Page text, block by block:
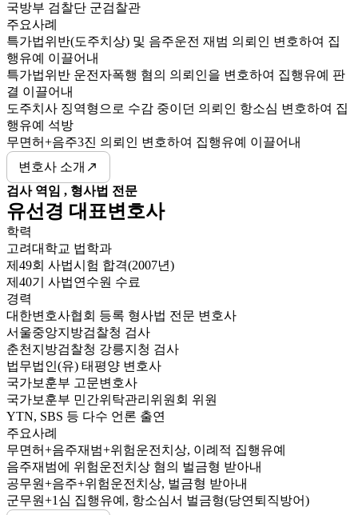
국방부 검찰단 군검찰관
주요사례
특가법위반(도주치상) 및 음주운전 재범 의뢰인 변호하여 집
행유예 이끌어내
특가법위반 운전자폭행 혐의 의뢰인을 변호하여 집행유예 판
결 이끌어내
도주치사 징역형으로 수감 중이던 의뢰인 항소심 변호하여 집
행유예 석방
무면허+음주3진 의뢰인 변호하여 집행유예 이끌어내
변호사 소개
검사 역임 , 형사법 전문
유선경 대표변호사
학력
고려대학교 법학과
제49회 사법시험 합격(2007년)
제40기 사법연수원 수료
경력
대한변호사협회 등록 형사법 전문 변호사
서울중앙지방검찰청 검사
춘천지방검찰청 강릉지청 검사
법무법인(유) 태평양 변호사
국가보훈부 고문변호사
국가보훈부 민간위탁관리위원회 위원
YTN, SBS 등 다수 언론 출연
주요사례
무면허+음주재범+위험운전치상, 이례적 집행유예
음주재범에 위험운전치상 혐의 벌금형 받아내
공무원+음주+위험운전치상, 벌금형 받아내
군무원+1심 집행유예, 항소심서 벌금형(당연퇴직방어)